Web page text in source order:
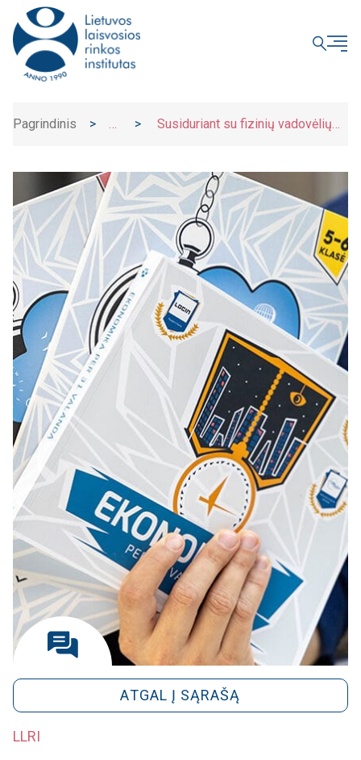
Pagrindinis
>
>
Susiduriant su fizinių vadovėlių
ATGAL Į SĄRAŠĄ
LLRI
UŽDARYTI